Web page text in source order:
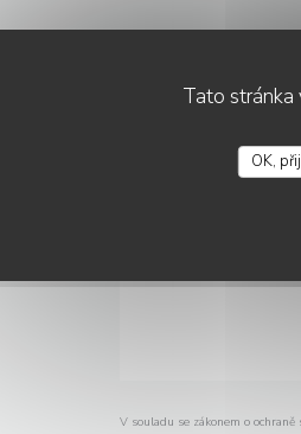
Tato stránka
OK,
V souladu se zákonem o